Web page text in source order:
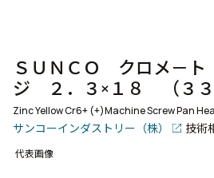
ＳＵＮＣＯ クロメ－ト
ジ ２．３×１８ （３
Zinc Yellow Cr6+ (+)Machine Screw Pan
サンコーインダストリー（株） 技術
代表画像